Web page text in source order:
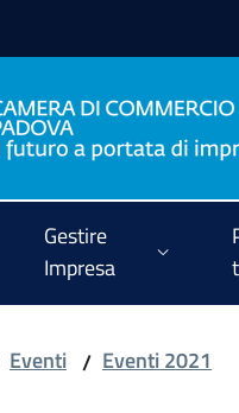
Gestire
Impresa
Eventi / Eventi 2021